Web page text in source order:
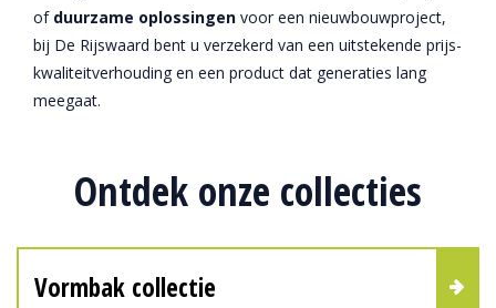
of duurzame oplossingen voor een nieuwbouwproject,
bij De Rijswaard bent u verzekerd van een uitstekende prijs-
kwaliteitverhouding en een product dat generaties lang
meegaat.
Ontdek onze collecties
Vormbak collectie